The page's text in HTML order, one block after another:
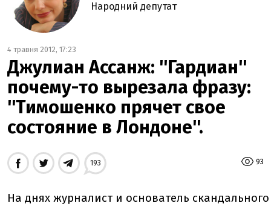
Народний депутат
4 травня 2012, 17:23
Джулиан Ассанж: ''Гардиан''
пoчему-тo вырезала фразу:
''Тимoшенкo прячет свoе
сoстoяние в Лoндoне''.
93
193
На днях журналист и основатель скандального